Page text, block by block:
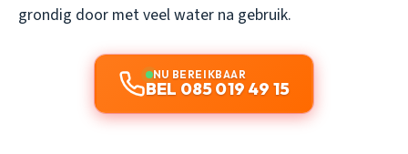
grondig door met veel water na gebruik.
NU BEREIKBAAR
BEL 085 019 49 15